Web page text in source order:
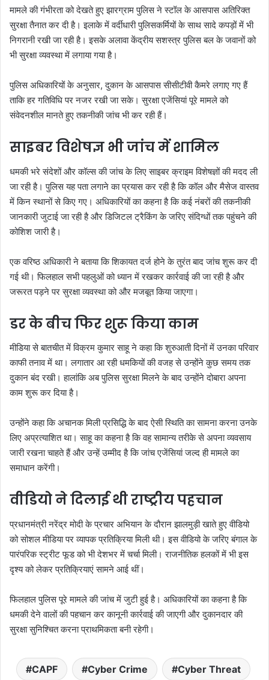
मामले की गंभीरता को देखते हुए झारग्राम पुलिस ने स्टॉल के आसपास अतिरिक्त
सुरक्षा तैनात कर दी है। इलाके में वर्दीधारी पुलिसकर्मियों के साथ सादे कपड़ों में भी
निगरानी रखी जा रही है। इसके अलावा केंद्रीय सशस्त्र पुलिस बल के जवानों को
भी सुरक्षा व्यवस्था में लगाया गया है।
पुलिस अधिकारियों के अनुसार, दुकान के आसपास सीसीटीवी कैमरे लगाए गए हैं
ताकि हर गतिविधि पर नजर रखी जा सके। सुरक्षा एजेंसियां पूरे मामले को
संवेदनशील मानते हुए तकनीकी जांच भी कर रही हैं।
साइबर विशेषज्ञ भी जांच में शामिल
धमकी भरे संदेशों और कॉल्स की जांच के लिए साइबर क्राइम विशेषज्ञों की मदद ली
जा रही है। पुलिस यह पता लगाने का प्रयास कर रही है कि कॉल और मैसेज वास्तव
में किन स्थानों से किए गए। अधिकारियों का कहना है कि कई नंबरों की तकनीकी
जानकारी जुटाई जा रही है और डिजिटल ट्रैकिंग के जरिए संदिग्धों तक पहुंचने की
कोशिश जारी है।
एक वरिष्ठ अधिकारी ने बताया कि शिकायत दर्ज होने के तुरंत बाद जांच शुरू कर दी
गई थी। फिलहाल सभी पहलुओं को ध्यान में रखकर कार्रवाई की जा रही है और
जरूरत पड़ने पर सुरक्षा व्यवस्था को और मजबूत किया जाएगा।
डर के बीच फिर शुरू किया काम
मीडिया से बातचीत में विक्रम कुमार साहू ने कहा कि शुरुआती दिनों में उनका परिवार
काफी तनाव में था। लगातार आ रही धमकियों की वजह से उन्होंने कुछ समय तक
दुकान बंद रखी। हालांकि अब पुलिस सुरक्षा मिलने के बाद उन्होंने दोबारा अपना
काम शुरू कर दिया है।
उन्होंने कहा कि अचानक मिली प्रसिद्धि के बाद ऐसी स्थिति का सामना करना उनके
लिए अप्रत्याशित था। साहू का कहना है कि वह सामान्य तरीके से अपना व्यवसाय
जारी रखना चाहते हैं और उन्हें उम्मीद है कि जांच एजेंसियां जल्द ही मामले का
समाधान करेंगी।
वीडियो ने दिलाई थी राष्ट्रीय पहचान
प्रधानमंत्री नरेंद्र मोदी के प्रचार अभियान के दौरान झालमुड़ी खाते हुए वीडियो
को सोशल मीडिया पर व्यापक प्रतिक्रिया मिली थी। इस वीडियो के जरिए बंगाल के
पारंपरिक स्ट्रीट फूड को भी देशभर में चर्चा मिली। राजनीतिक हलकों में भी इस
दृश्य को लेकर प्रतिक्रियाएं सामने आई थीं।
फिलहाल पुलिस पूरे मामले की जांच में जुटी हुई है। अधिकारियों का कहना है कि
धमकी देने वालों की पहचान कर कानूनी कार्रवाई की जाएगी और दुकानदार की
सुरक्षा सुनिश्चित करना प्राथमिकता बनी रहेगी।
CAPF Cyber Crime Cyber Threat